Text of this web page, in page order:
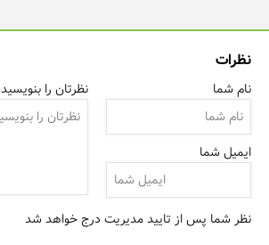
نظرات
نام شما
ایمیل شما
نظرتان را بنویسید
نظر شما پس از تایید مدیریت درج خواهد شد